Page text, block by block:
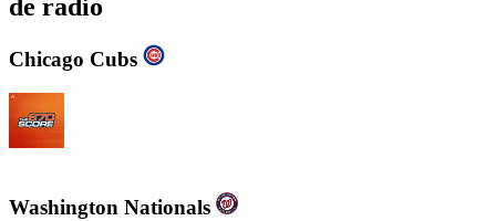
de radio
Chicago Cubs
Washington Nationals